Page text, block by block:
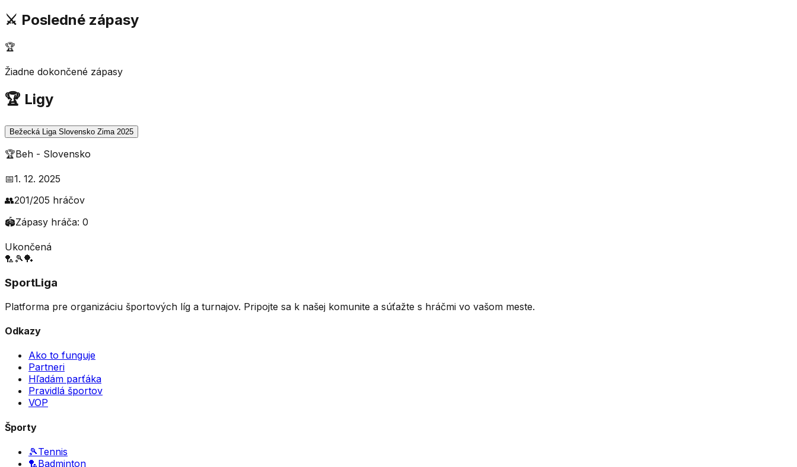
⚔️ Posledné zápasy
🏆
Žiadne dokončené zápasy
🏆 Ligy
Bežecká Liga Slovensko Zima 2025
🏆Beh - Slovensko
📅1. 12. 2025
👥201/205 hráčov
🏟️Zápasy hráča: 0
Ukončená
🏸 🎾🏓
SportLiga
Platforma pre organizáciu športových líg a turnajov. Pripojte sa k našej komunite a súťažte s hráčmi vo vašom meste.
Odkazy
Ako to funguje
Partneri
Hľadám parťáka
Pravidlá športov
VOP
Športy
🎾Tennis
🏸Badminton